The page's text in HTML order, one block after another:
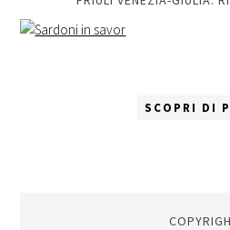
SCOPRI DI